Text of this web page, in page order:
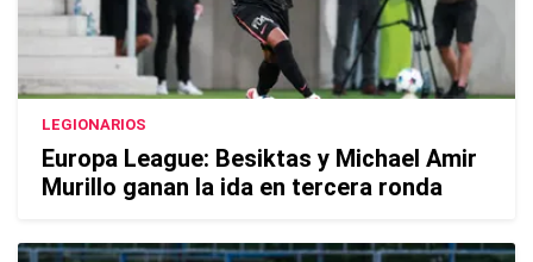
LEGIONARIOS
Europa League: Besiktas y Michael Amir
Murillo ganan la ida en tercera ronda